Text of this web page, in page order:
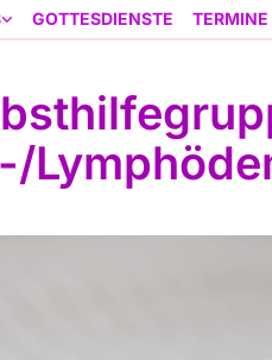
GOTTESDIENSTE TERMINE